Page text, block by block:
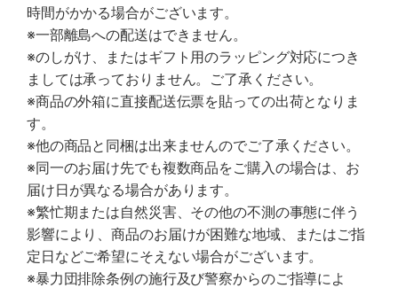
時間がかかる場合がございます。
※一部離島への配送はできません。
※のしがけ、またはギフト用のラッピング対応につき
ましては承っておりません。ご了承ください。
※商品の外箱に直接配送伝票を貼っての出荷となりま
す。
※他の商品と同梱は出来ませんのでご了承ください。
※同一のお届け先でも複数商品をご購入の場合は、お
届け日が異なる場合があります。
※繁忙期または自然災害、その他の不測の事態に伴う
影響により、商品のお届けが困難な地域、またはご指
定日などご希望にそえない場合がございます。
※暴力団排除条例の施行及び警察からのご指導によ